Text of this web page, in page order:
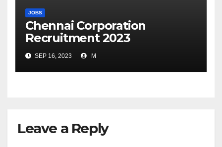
JOBS
Chennai Corporation
Recruitment 2023
SEP 16, 2023 M
Leave a Reply